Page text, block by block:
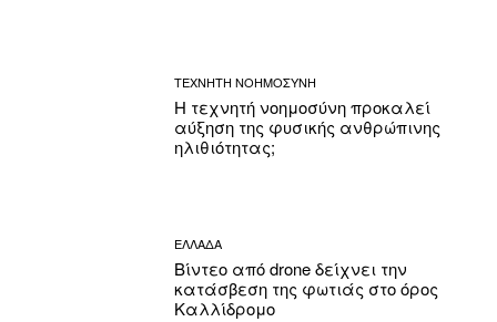
ΤΕΧΝΗΤΗ ΝΟΗΜΟΣΥΝΗ
Η τεχνητή νοημοσύνη προκαλεί
αύξηση της φυσικής ανθρώπινης
ηλιθιότητας;
ΕΛΛΑΔΑ
Βίντεο από drone δείχνει την
κατάσβεση της φωτιάς στο όρος
Καλλίδρομο